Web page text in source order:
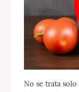
No se trata solo